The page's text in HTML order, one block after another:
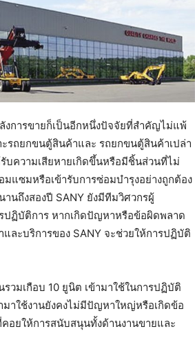
การขายก็เป็นอีกหนึ่งปัจจัยที่สำคัญไม่แพ้
ะรถยกขนตู้สินค้าและ รถยกขนตู้สินค้าเปล่า
บความเสียหายเกิดขึ้นหรือมีชิ้นส่วนที่ไม่
แซมหรือเข้ารับการซ่อมบำรุงอย่างถูกต้อง
านถึงสองปี SANY ยังมีทีมวิศวกรผู้
ปฏิบัติการ หากเกิดปัญหาหรือข้อผิดพลาด
ละบริการของ SANY จะช่วยให้การปฏิบัติ
วมเกือบ 10 ยูนิต เข้ามาใช้ในการปฏิบัติ
มาใช้งานยังคงไม่มีปัญหาใหญ่หรือเกิดข้อ
อยให้การสนับสนุนทั้งด้านงานขายและ